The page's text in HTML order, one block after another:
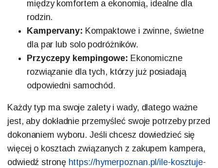
między komfortem a ekonomią, idealne dla
rodzin.
Kampervany: Kompaktowe i zwinne, świetne
dla par lub solo podróżników.
Przyczepy kempingowe: Ekonomiczne
rozwiązanie dla tych, którzy już posiadają
odpowiedni samochód.
Każdy typ ma swoje zalety i wady, dlatego ważne
jest, aby dokładnie przemyśleć swoje potrzeby przed
dokonaniem wyboru. Jeśli chcesz dowiedzieć się
więcej o kosztach związanych z zakupem kampera,
odwiedź stronę https://hymerpoznan.pl/ile-kosztuje-